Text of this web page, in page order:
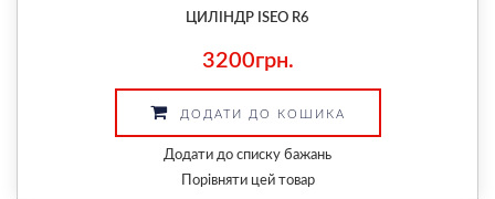
ЦИЛІНДР ISEO R6
3200грн.
ДОДАТИ ДО КОШИКА
Додати до списку бажань
Порівняти цей товар